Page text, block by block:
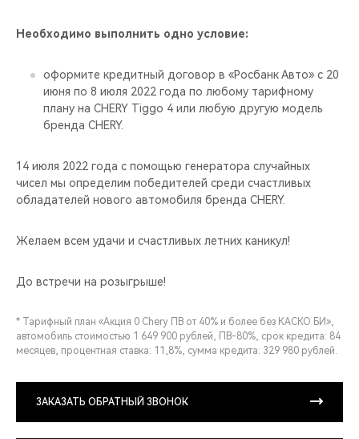
Необходимо выполнить одно условие:
оформите кредитный договор в «Росбанк Авто» с 20
июня по 8 июля 2022 года по любому тарифному
плану на CHERY Tiggo 4 или любую другую модель
бренда CHERY.
14 июля 2022 года с помощью генератора случайных
чисел мы определим победителей среди счастливых
обладателей нового автомобиля бренда CHERY.
Желаем всем удачи и счастливых летних каникул!
До встречи на розыгрыше!
* Тарифный план «Акция 0 Chery ПВ от 40% и более без КАСКО БИ»,
автомобиль стоимостью 1 649 900 рублей, ПВ-80%, срок кредита: 84
месяцев, процентная ставка: 11,8%, сумма кредита: 329 980 рублей.
ЗАКАЗАТЬ ОБРАТНЫЙ ЗВОНОК